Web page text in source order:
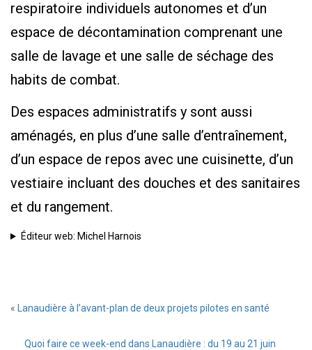
respiratoire individuels autonomes et d’un
espace de décontamination comprenant une
salle de lavage et une salle de séchage des
habits de combat.
Des espaces administratifs y sont aussi
aménagés, en plus d’une salle d’entraînement,
d’un espace de repos avec une cuisinette, d’un
vestiaire incluant des douches et des sanitaires
et du rangement.
Éditeur web: Michel Harnois
« Lanaudière à l’avant-plan de deux projets pilotes en santé
Quoi faire ce week-end dans Lanaudière : du 19 au 21 juin